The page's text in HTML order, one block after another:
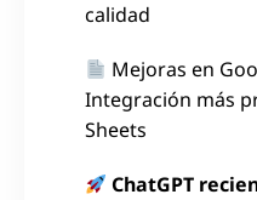
calidad
Mejoras en
Integración más
Sheets
ChatGPT